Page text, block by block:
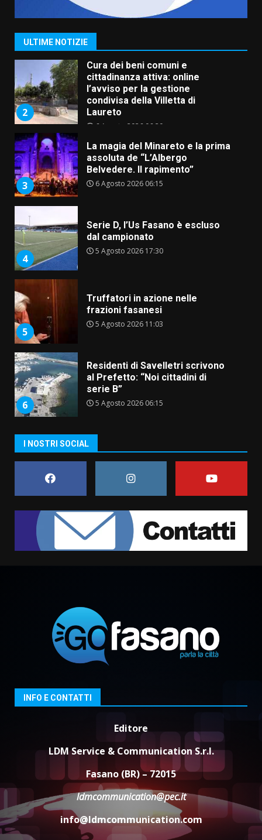
ULTIME NOTIZIE
1
cittadina di Fratelli d’Italia,
pronta a tornare in Consiglio
2
Cura dei beni comuni e
cittadinanza attiva: online
l’avviso per la gestione
condivisa della Villetta di
Laureto
6 Agosto 2026 06:20
3
La magia del Minareto e la prima
assoluta de “L’Albergo
Belvedere. Il rapimento”
6 Agosto 2026 06:15
4
Serie D, l’Us Fasano è escluso
dal campionato
5 Agosto 2026 17:30
5
Truffatori in azione nelle
frazioni fasanesi
5 Agosto 2026 11:03
6
Residenti di Savelletri scrivono
al Prefetto: “Noi cittadini di
serie B”
5 Agosto 2026 06:15
Pesce Spada: appuntamento a
sabato 8 agosto
5 Agosto 2026 06:10
1
cittadina di Fratelli d’Italia,
pronta a tornare in Consiglio
comunale
condivisa della Villetta di
Laureto
6 Agosto 2026 06:20
3
La magia del Minareto e la prima
Serie D, l’Us Fasano è escluso
dal campionato
Truffatori in azione nelle
frazioni fasanesi
5 Agosto 2026 11:03
I NOSTRI SOCIAL
INFO E CONTATTI
Editore
LDM Service & Communication S.r.l.
Fasano (BR) – 72015
ldmcommunication@pec.it
info@ldmcommunication.com